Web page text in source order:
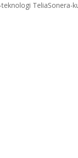
TeliaSonera-